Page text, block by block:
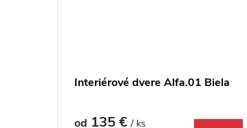
Interiérové dvere Alfa.01 Biela
od 135 €/ ks